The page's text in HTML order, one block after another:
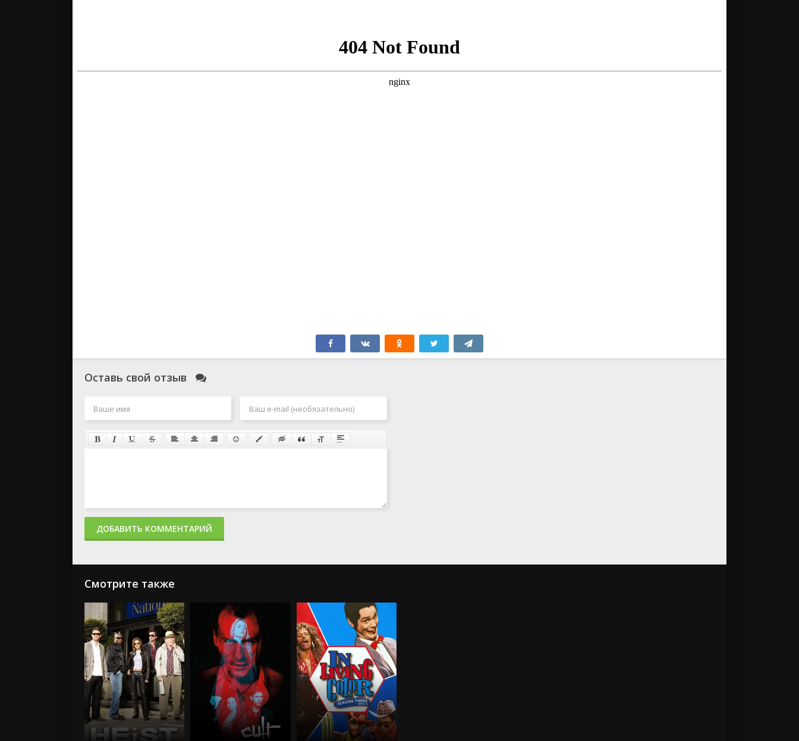
Оставь свой отзыв
ДОБАВИТЬ КОММЕНТАРИЙ
Смотрите также